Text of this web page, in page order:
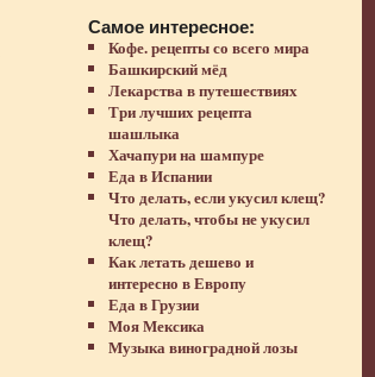
Самое интересное:
Кофе. рецепты со всего мира
Башкирский мёд
Лекарства в путешествиях
Три лучших рецепта
шашлыка
Хачапури на шампуре
Еда в Испании
Что делать, если укусил клещ?
Что делать, чтобы не укусил
клещ?
Как летать дешево и
интересно в Европу
Еда в Грузии
Моя Мексика
Музыка виноградной лозы